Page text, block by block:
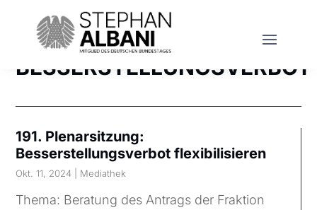
BESSERSTELLUNGSVERBOT
191. Plenarsitzung:
Besserstellungsverbot flexibilisieren
Okt. 11, 2024 Mediathek
Thema: Beratung des Antrags der Fraktion